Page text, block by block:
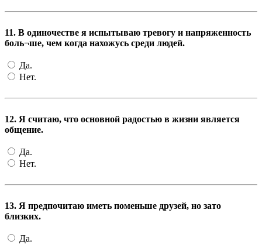
11. В одиночестве я испытываю тревогу и напряженность
боль¬ше, чем когда нахожусь среди людей.
Да.
Нет.
12. Я считаю, что основной радостью в жизни является
общение.
Да.
Нет.
13. Я предпочитаю иметь поменьше друзей, но зато
близких.
Да.